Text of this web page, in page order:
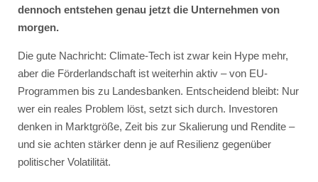
dennoch entstehen genau jetzt die Unternehmen von
morgen.
Die gute Nachricht: Climate-Tech ist zwar kein Hype mehr,
aber die Förderlandschaft ist weiterhin aktiv – von EU-
Programmen bis zu Landesbanken. Entscheidend bleibt: Nur
wer ein reales Problem löst, setzt sich durch. Investoren
denken in Marktgröße, Zeit bis zur Skalierung und Rendite –
und sie achten stärker denn je auf Resilienz gegenüber
politischer Volatilität.